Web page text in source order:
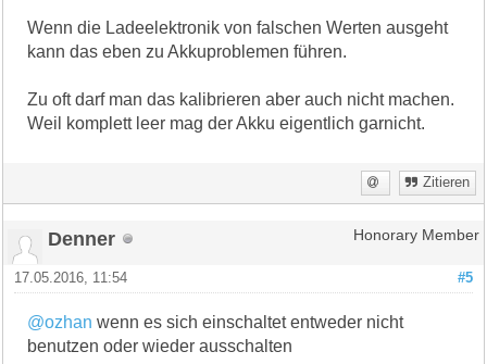
Wenn die Ladeelektronik von falschen Werten ausgeht
kann das eben zu Akkuproblemen führen.
Zu oft darf man das kalibrieren aber auch nicht machen.
Weil komplett leer mag der Akku eigentlich garnicht.
Zitieren
Denner Honorary Member
#5
17.05.2016, 11:54
@ozhan wenn es sich einschaltet entweder nicht
benutzen oder wieder ausschalten